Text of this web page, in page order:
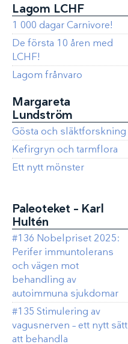
Lagom LCHF
1 000 dagar Carnivore!
De första 10 åren med
LCHF!
Lagom frånvaro
Margareta
Lundström
Gösta och släktforskning
Kefirgryn och tarmflora
Ett nytt mönster
Paleoteket – Karl
Hultén
#136 Nobelpriset 2025:
Perifer immuntolerans
och vägen mot
behandling av
autoimmuna sjukdomar
#135 Stimulering av
vagusnerven – ett nytt sätt
att behandla